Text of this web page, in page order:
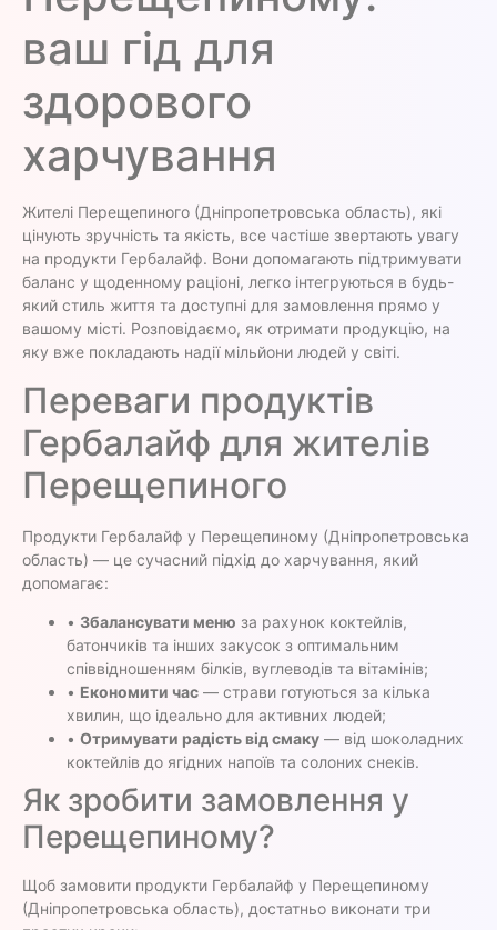
ваш гід для
здорового
харчування
Жителі Перещепиного (Дніпропетровська область), які
цінують зручність та якість, все частіше звертають увагу
на продукти Гербалайф. Вони допомагають підтримувати
баланс у щоденному раціоні, легко інтегруються в будь-
який стиль життя та доступні для замовлення прямо у
вашому місті. Розповідаємо, як отримати продукцію, на
яку вже покладають надії мільйони людей у світі.
Переваги продуктів
Гербалайф для жителів
Перещепиного
Продукти Гербалайф у Перещепиному (Дніпропетровська
область) — це сучасний підхід до харчування, який
допомагає:
• Збалансувати меню за рахунок коктейлів,
батончиків та інших закусок з оптимальним
співвідношенням білків, вуглеводів та вітамінів;
• Економити час — страви готуються за кілька
хвилин, що ідеально для активних людей;
• Отримувати радість від смаку — від шоколадних
коктейлів до ягідних напоїв та солоних снеків.
Як зробити замовлення у
Перещепиному?
Щоб замовити продукти Гербалайф у Перещепиному
(Дніпропетровська область), достатньо виконати три